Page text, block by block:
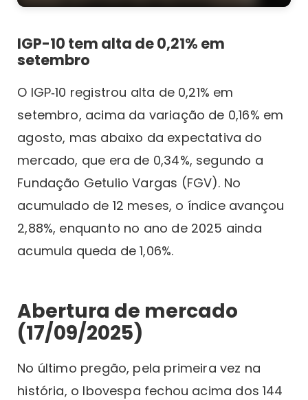
IGP-10 tem alta de 0,21% em
setembro
O IGP‑10 registrou alta de 0,21% em
setembro, acima da variação de 0,16% em
agosto, mas abaixo da expectativa do
mercado, que era de 0,34%, segundo a
Fundação Getulio Vargas (FGV). No
acumulado de 12 meses, o índice avançou
2,88%, enquanto no ano de 2025 ainda
acumula queda de 1,06%.
Abertura de mercado
(17/09/2025)
No último pregão, pela primeira vez na
história, o Ibovespa fechou acima dos 144